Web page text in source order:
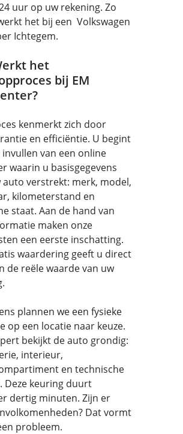
uur op uw rekening. Zo
het bij een Volkswagen
Ichtegem.
het
bij EM
kenmerkt zich door
en efficiëntie. U begint
van een online
waarin u basisgegevens
auto verstrekt: merk, model,
kilometerstand en
staat. Aan de hand van
maken onze
een eerste inschatting.
waardering geeft u direct
de reële waarde van uw
plannen we een fysieke
op een locatie naar keuze.
bekijkt de auto grondig:
interieur,
en technische
Deze keuring duurt
dertig minuten. Zijn er
Dat vormt
probleem.